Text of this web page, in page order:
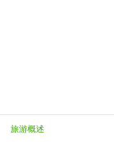
旅游概述